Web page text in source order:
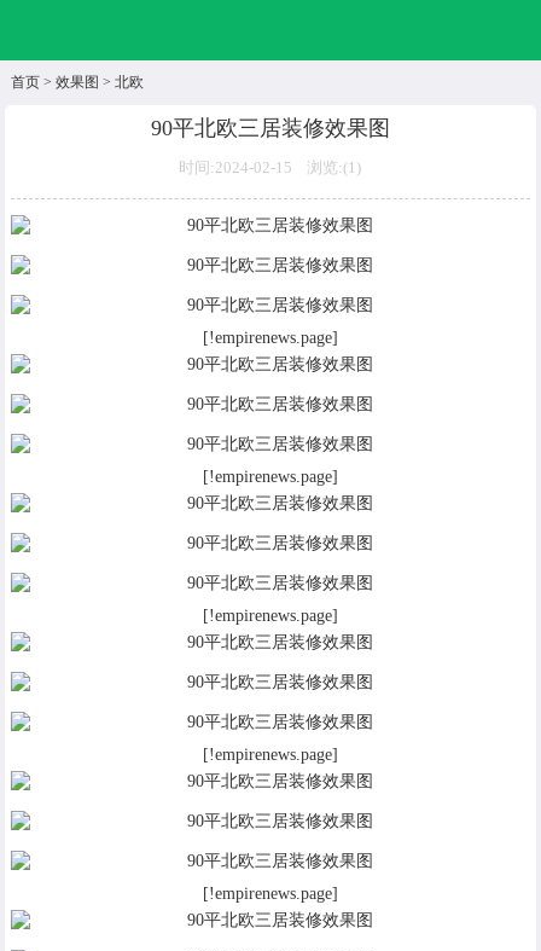
首页> 效果图 > 北欧
90平北欧三居装修效果图
时间:2024-02-15 浏览:(1)
[!empirenews.page]
[!empirenews.page]
[!empirenews.page]
[!empirenews.page]
[!empirenews.page]